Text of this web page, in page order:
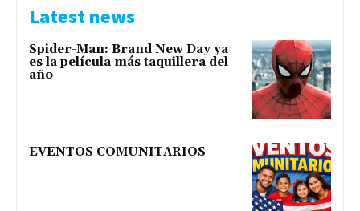
Latest news
Spider-Man: Brand New Day ya
es la película más taquillera del
año
EVENTOS COMUNITARIOS